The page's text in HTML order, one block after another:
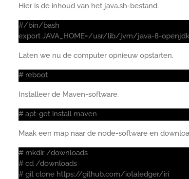
Hier is de inhoud van het java.sh-bestand.
#/bin/bash
export JAVA_HOME=/usr/lib/jvm/java-8-
Laten we nu de computer opnieuw opstarten.
# reboot
Installeer de Maven-software.
# apt-get install maven
Maak een map naar de node-software en
# mkdir /downloads
# cd /downloads
# git clone https://github.com/iotaledger/iri